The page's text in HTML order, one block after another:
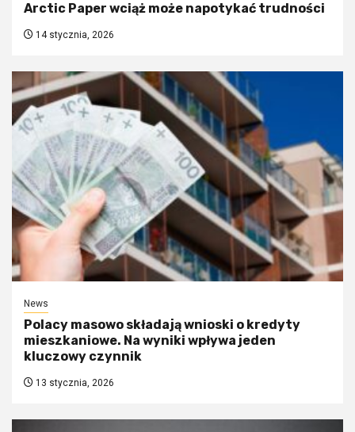
Arctic Paper wciąż może napotykać trudności
14 stycznia, 2026
News
Polacy masowo składają wnioski o kredyty
mieszkaniowe. Na wyniki wpływa jeden
kluczowy czynnik
13 stycznia, 2026